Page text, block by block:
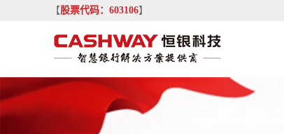
【股票代码：603106】